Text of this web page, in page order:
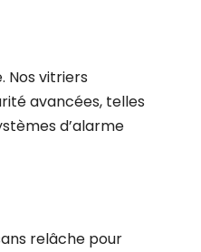
Nos vitriers
avancées, telles
d’alarme
relâche pour